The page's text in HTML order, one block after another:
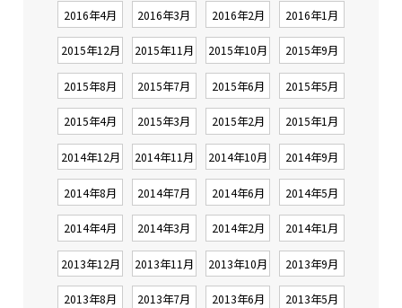
2016年4月 2016年3月 2016年2月 2016年1月
2015年12月 2015年11月 2015年10月 2015年9月
2015年8月 2015年7月 2015年6月 2015年5月
2015年4月 2015年3月 2015年2月 2015年1月
2014年12月 2014年11月 2014年10月 2014年9月
2014年8月 2014年7月 2014年6月 2014年5月
2014年4月 2014年3月 2014年2月 2014年1月
2013年12月 2013年11月 2013年10月 2013年9月
2013年8月 2013年7月 2013年6月 2013年5月